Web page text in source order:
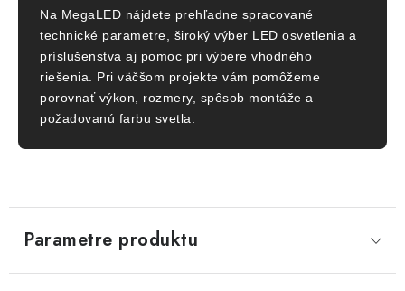
Na MegaLED nájdete prehľadne spracované
technické parametre, široký výber LED osvetlenia a
príslušenstva aj pomoc pri výbere vhodného
riešenia. Pri väčšom projekte vám pomôžeme
porovnať výkon, rozmery, spôsob montáže a
požadovanú farbu svetla.
Parametre produktu